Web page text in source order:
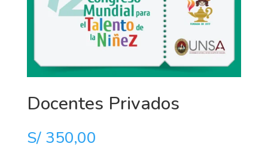
Docentes Privados
S/350,00